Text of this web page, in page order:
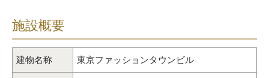
施設概要
建物名称 東京ファッションタウンビル